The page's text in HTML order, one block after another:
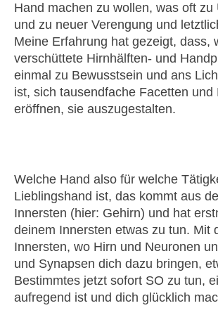
Hand machen zu wollen, was oft zu
und zu neuer Verengung und
Meine Erfahrung hat gezeigt, dass,
verschüttete Hirnhälften- und
einmal zu Bewusstsein und ans
ist, sich tausendfache Facetten und
eröffnen, sie auszugestalten.
Welche Hand also für welche
Lieblingshand ist, das kommt aus
Innersten (hier: Gehirn) und hat
deinem Innersten etwas zu tun. Mit
Innersten, wo Hirn und Neuronen
und Synapsen dich dazu bringen,
Bestimmtes jetzt sofort SO zu tun,
aufregend ist und dich glücklich